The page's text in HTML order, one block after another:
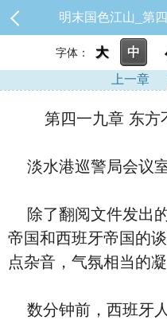
明末国色江山_第
字体： 大 中
上一章
第四一九章 东方
淡水港巡警局会议室
除了翻阅文件发出
帝国和西班牙帝国的
点杂音，气氛相当的凝
数分钟前，西班牙